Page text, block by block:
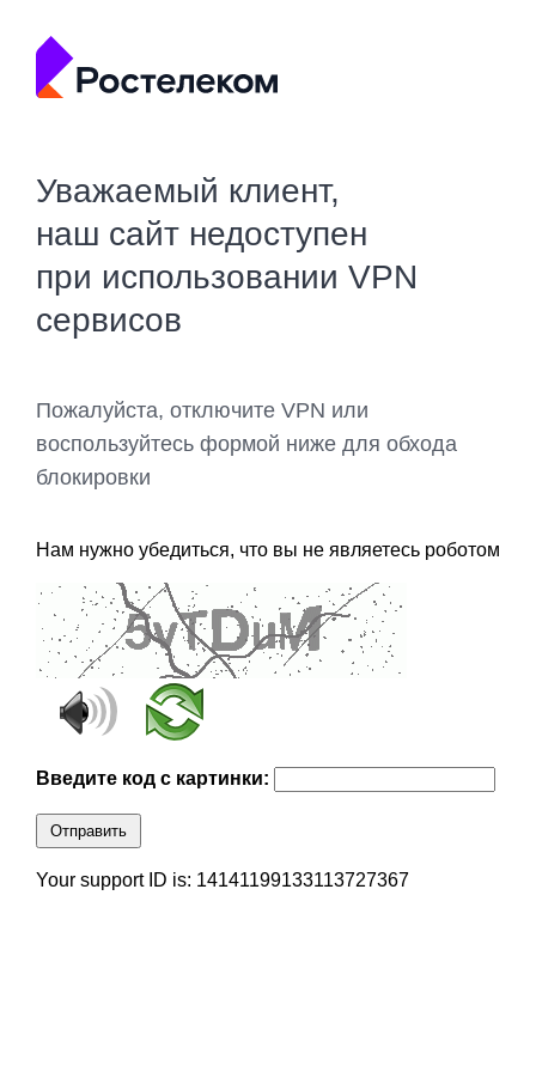
Уважаемый клиент,
наш сайт недоступен
при использовании VPN
сервисов
Пожалуйста, отключите VPN или
воспользуйтесь формой ниже для обхода
блокировки
Нам нужно убедиться, что вы не являетесь роботом
Введите код с картинки:
Отправить
Your support ID is: 14141199133113727367